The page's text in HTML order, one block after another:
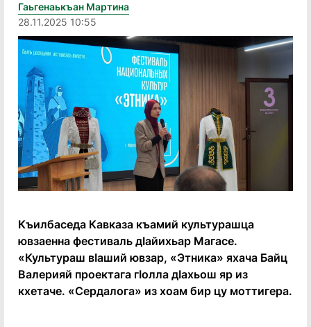
Гаьгенаькъан Мартина
28.11.2025 10:55
Къилбаседа Кавказа къамий культурашца
ювзаенна фестиваль дӏайихьар Магасе.
«Культураш вӏаший ювзар, «Этника» яхача Байц
Валерияй проектага гӏолла дӏахьош яр из
кхетаче. «Сердалога» из хоам бир цу моттигера.